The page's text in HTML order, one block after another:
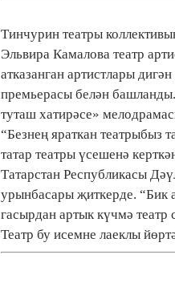
Тинчурин театры
Эльвира Камалова театр
атказанган артистлары
премьерасы белән
туташ хатирәсе»
“Безнең яраткан театрыбыз
татар театры үсешенә
Татарстан Республикасы
урынбасары җиткерде. “Бик
гасырдан артык күчмә
Театр бу исемне лаеклы